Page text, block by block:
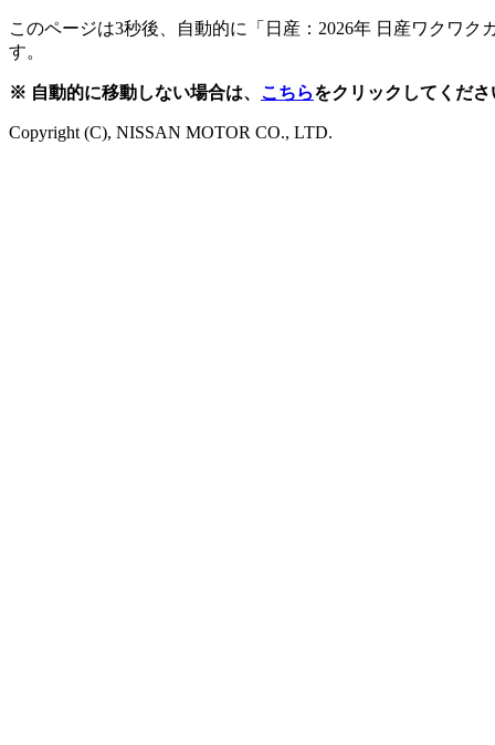
このページは3秒後、自動的に「日産：2026年 日産ワクワ
す。
※ 自動的に移動しない場合は、 こちらをクリックしてくださ
Copyright (C), NISSAN MOTOR CO., LTD.